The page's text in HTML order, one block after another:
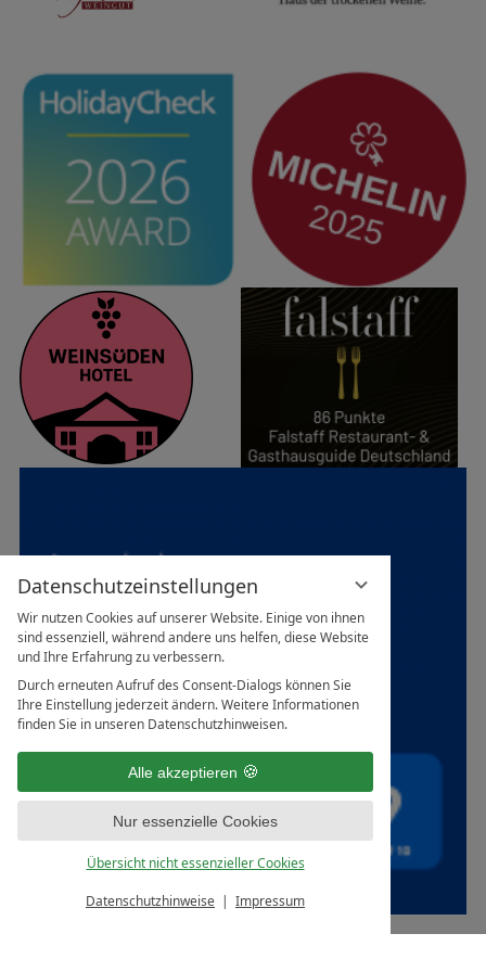
Datenschutzeinstellungen
Wir nutzen Cookies auf unserer Website. Einige von ihnen
sind essenziell, während andere uns helfen, diese Website
und Ihre Erfahrung zu verbessern.
Durch erneuten Aufruf des Consent-Dialogs können Sie
Ihre Einstellung jederzeit ändern. Weitere Informationen
finden Sie in unseren Datenschutzhinweisen.
Alle akzeptieren
Nur essenzielle Cookies
Übersicht nicht essenzieller Cookies
Datenschutzhinweise Impressum